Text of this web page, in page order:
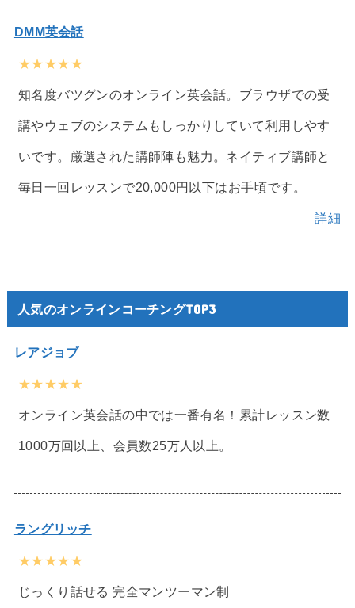
DMM英会話
★★★★★
知名度バツグンのオンライン英会話。ブラウザでの受
講やウェブのシステムもしっかりしていて利用しやす
いです。厳選された講師陣も魅力。ネイティブ講師と
毎日一回レッスンで20,000円以下はお手頃です。
詳細
人気のオンラインコーチングTOP3
レアジョブ
★★★★★
オンライン英会話の中では一番有名！累計レッスン数
1000万回以上、会員数25万人以上。
ラングリッチ
★★★★★
じっくり話せる 完全マンツーマン制